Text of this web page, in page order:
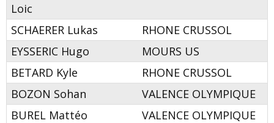
Loic
SCHAERER Lukas
RHONE CRUSSOL
EYSSERIC Hugo
MOURS US
BETARD Kyle
RHONE CRUSSOL
BOZON Sohan
VALENCE OLYMPIQUE
BUREL Mattéo
VALENCE OLYMPIQUE